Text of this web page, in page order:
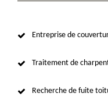
Entreprise de
Traitement de
Recherche de fuite